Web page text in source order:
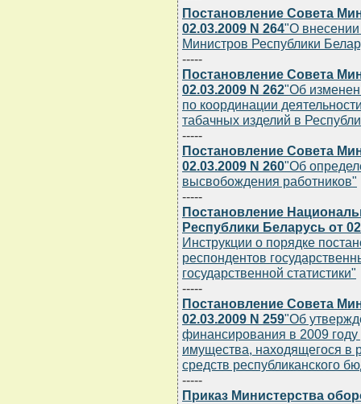
Постановление Совета
02.03.2009 N 264"О
Министров Республики
-----
Постановление Совета
02.03.2009 N 262"Об
по координации
табачных изделий в
-----
Постановление Совета
02.03.2009 N 260"Об
высвобождения работников"
-----
Постановление
Республики Беларусь от
Инструкции о порядке
респондентов
государственной статистики"
-----
Постановление Совета
02.03.2009 N 259"Об
финансирования в 2009
имущества, находящегося в
средств республиканского
-----
Приказ Министерства